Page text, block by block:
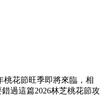
桃花節旺季即將來臨，相
過這篇2026林芝桃花節攻